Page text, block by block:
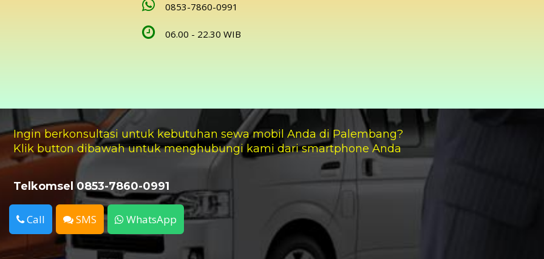
0853-7860-0991
06.00 - 22.30 WIB
Ingin berkonsultasi untuk kebutuhan sewa mobil Anda di Palembang?
Klik button dibawah untuk menghubungi kami dari smartphone Anda
Telkomsel 0853-7860-0991
Call SMS WhatsApp